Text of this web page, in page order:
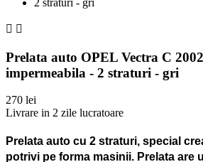
 
Prelata auto OPEL Vectra C
impermeabila - 2 straturi - gri
270 lei
Livrare in 2 zile lucratoare
Prelata auto cu 2 straturi, special
potrivi pe forma masinii. Prelata are